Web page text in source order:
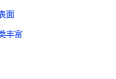
面
丰富